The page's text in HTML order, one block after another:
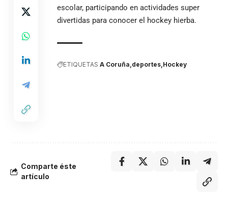
escolar, participando en actividades super
divertidas para conocer el hockey hierba.
ETIQUETAS A Coruña deportes Hockey
Comparte éste
artículo